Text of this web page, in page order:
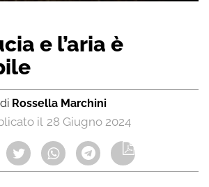
e l’aria è
di Rossella Marchini
28 Giugno 2024